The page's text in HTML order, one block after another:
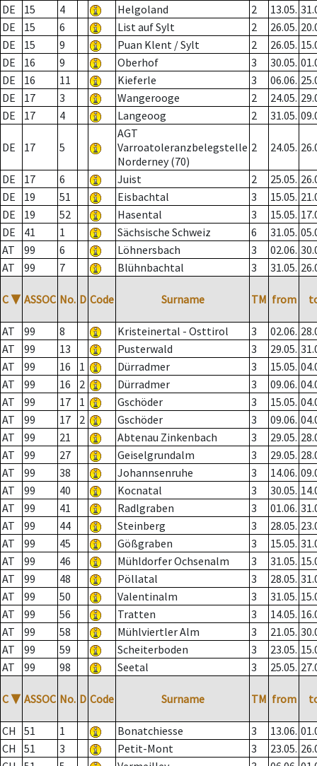
DE
15 4 Helgoland 2 13.05.
DE
15 6 List auf Sylt 2 26.05.
DE
15 9 Puan Klent / Sylt 2 26.05.
DE
16 9 Oberhof 3 30.05.
DE
16 11 Kieferle 3 06.06.
DE
17 3 Wangerooge 2 24.05.
DE
17 4 Langeoog 2 31.05.
DE 17 5
AGT
Varroatoleranzbelegstelle
Norderney (70)
2 24.05.
DE 17 6 Juist 2 25.05.
DE
19 51 Eisbachtal 3 15.05.
DE
19 52 Hasental 3 15.05.
DE
41 1 Sächsische Schweiz 6 31.05.
AT
99 6 Löhnersbach 3 02.06.
AT
99 7 Blühnbachtal 3 31.05.
C ▼ ASSOC No. D Code Surname TM from
AT 99 8 Kristeinertal - Osttirol 3 02.06.
AT
99 13 Pusterwald 3 29.05.
AT
99 16 1 Dürradmer 3 15.05.
AT
99 16 2 Dürradmer 3 09.06.
AT
99 17 1 Gschöder 3 15.05.
AT
99 17 2 Gschöder 3 09.06.
AT
99 21 Abtenau Zinkenbach 3 29.05.
AT
99 27 Geiselgrundalm 3 29.05.
AT
99 38 Johannsenruhe 3 14.06.
AT
99 40 Kocnatal 3 30.05.
AT
99 41 Radlgraben 3 01.06.
AT
99 44 Steinberg 3 28.05.
AT
99 45 Gößgraben 3 15.05.
AT
99 46 Mühldorfer Ochsenalm 3 31.05.
AT
99 48 Pöllatal 3 28.05.
AT
99 50 Valentinalm 3 31.05.
AT
99 56 Tratten 3 14.05.
AT
99 58 Mühlviertler Alm 3 21.05.
AT
99 59 Scheiterboden 3 23.05.
AT
99 98 Seetal 3 25.05.
C ▼ ASSOC No. D Code Surname TM from
CH 51 1 Bonatchiesse 3 13.06.
CH
51 3 Petit-Mont 3 23.05.